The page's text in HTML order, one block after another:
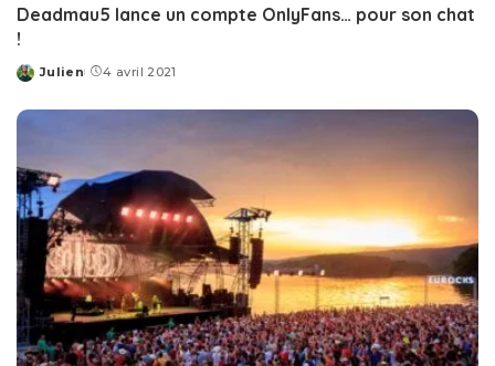
Deadmau5 lance un compte OnlyFans… pour son chat
!
Posted
Julien 4 avril 2021